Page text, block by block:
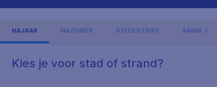
NAJAAR NAZOMER STEDENTRIPS
Kies je voor stad of strand?